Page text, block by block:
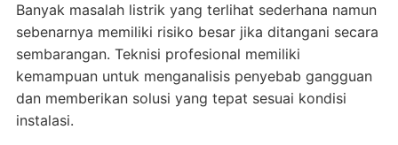
Banyak masalah listrik yang terlihat sederhana namun
sebenarnya memiliki risiko besar jika ditangani secara
sembarangan. Teknisi profesional memiliki
kemampuan untuk menganalisis penyebab gangguan
dan memberikan solusi yang tepat sesuai kondisi
instalasi.